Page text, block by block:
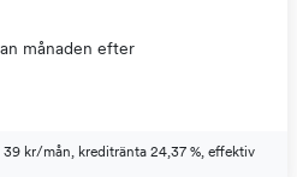
månaden efter
39 kr/mån, kreditränta 24,37 %, effektiv